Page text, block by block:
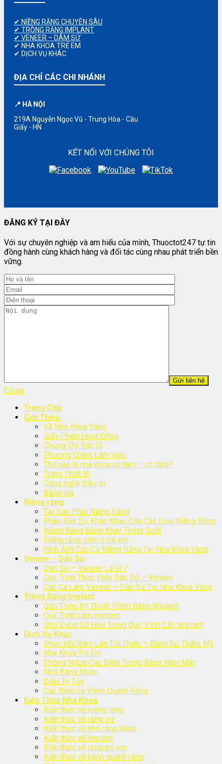
✔ NIỀNG RĂNG CHUYÊN SÂU
✔ TRỒNG RĂNG IMPLANT
✔ VENEER – DÁM SỨ
✔ NHA KHOA TRẺ EM
✔ DỊCH VỤ KHÁC
ĐỊA CHỈ CÁC CHI NHÁNH
📍 HÀ NỘI
219A Nguyễn Ngọc Vũ - Trung Hòa - Cầu
Giấy - HN
KẾT NỐI VỚI CHÚNG TÔI
ĐĂNG KÝ TẠI ĐÂY
Với sự chuyên nghiệp và am hiểu của mình, Thuoctot247 tự tin
đồng hành cùng khách hàng và đối tác cùng nhau phát triển bền
vững.
Close
Trang Chủ
Giới Thiệu
Về Nha Khoa Vàng
Giấy Phép Hoạt Động
Chứng Chỉ Bác Sĩ
Phương Châm Làm Việc
Thế nào là nha khoa có tâm – có tầm?
Trang Thiết Bị
Công nghệ điều trị
Bảng giá
Niềng răng
Tại Sao Phải Niềng Răng
Phân Biệt Sự Khác Nhau Của Các Loại Niềng Răng
Niềng Răng Bằng Khay Trong Suốt
Niềng răng sớm ở trẻ em
Hình Ảnh Các Ca Niềng Răng Tại Nha Khoa Vàng
Veneer – Dán Sứ
Dán Sứ – Veneer Là Gì ?
Quy Trình Thực Hiện Dán Sứ – Veneer
Các Ca Làm Veneer – Dán Sứ Tại Nha Khoa Vàng
Trồng Răng Implant
Giới Thiệu Kỹ Thuật Trồng Răng Implant
Quy Trình Làm Implant
Ứng Dụng Số Hóa Trong Quy Trình Cấy Implant
Dịch Vụ Khác
Phục Hồi Xâm Lấn Tối Thiểu – Răng Sứ Thẩm Mỹ
Nha Khoa Trẻ Em
Phòng Ngừa Các Bệnh Trong Răng Hàm Mặt
Nhổ Răng Khôn
Điều Trị Tủy
Các Bệnh Lý Viêm Quanh Răng
Kiến Thức Nha Khoa
Kiến thức về niềng răng
Kiến thức về răng sứ
Kiến thức về nhổ răng khôn
Kiến thức về implant
Kiến thức về răng trẻ em
Kiến thức về bệnh quanh răng